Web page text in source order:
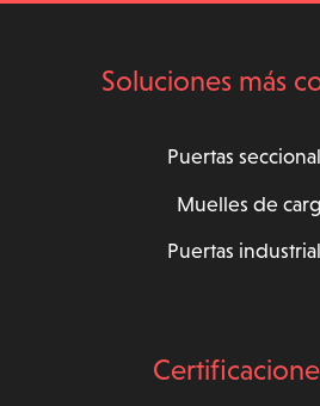
Soluciones más
Puertas
Muelles de
Puertas